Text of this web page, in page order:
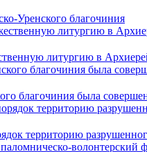
Уренского благочиния
литургию в
благочиния была
территорию